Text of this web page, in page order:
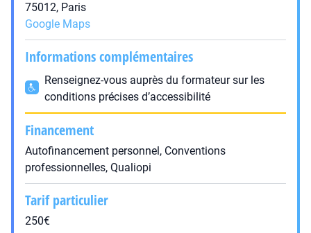
75012, Paris
Google Maps
Informations complémentaires
Renseignez-vous auprès du formateur sur les
conditions précises d’accessibilité
Financement
Autofinancement personnel, Conventions
professionnelles, Qualiopi
Tarif particulier
250€